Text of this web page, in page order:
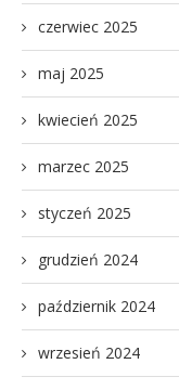
czerwiec 2025
maj 2025
kwiecień 2025
marzec 2025
styczeń 2025
grudzień 2024
październik 2024
wrzesień 2024